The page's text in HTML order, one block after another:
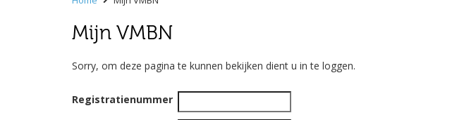
Mijn VMBN
Sorry, om deze pagina te kunnen bekijken dient u in te loggen.
Registratienummer